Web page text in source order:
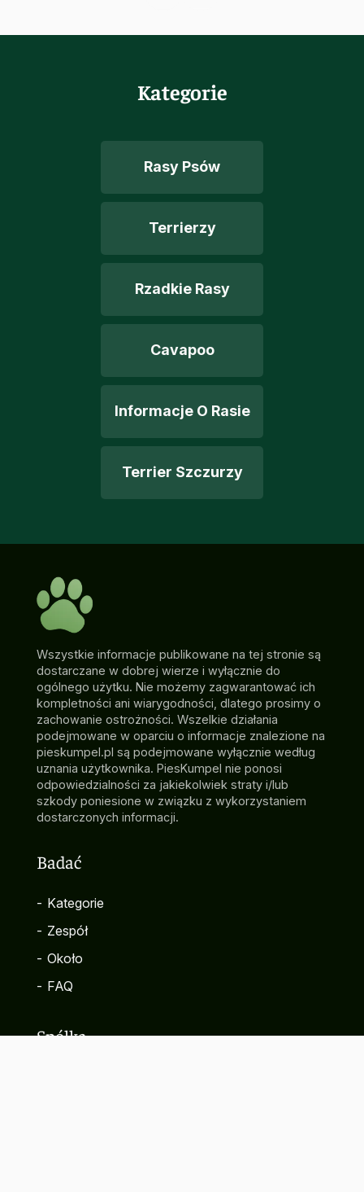
Kategorie
Rasy Psów
Terrierzy
Rzadkie Rasy
Cavapoo
Informacje O Rasie
Terrier Szczurzy
Wszystkie informacje publikowane na tej stronie są
dostarczane w dobrej wierze i wyłącznie do
ogólnego użytku. Nie możemy zagwarantować ich
kompletności ani wiarygodności, dlatego prosimy o
zachowanie ostrożności. Wszelkie działania
podejmowane w oparciu o informacje znalezione na
pieskumpel.pl są podejmowane wyłącznie według
uznania użytkownika. PiesKumpel nie ponosi
odpowiedzialności za jakiekolwiek straty i/lub
szkody poniesione w związku z wykorzystaniem
dostarczonych informacji.
Badać
- Kategorie
- Zespół
- Około
- FAQ
Spółka